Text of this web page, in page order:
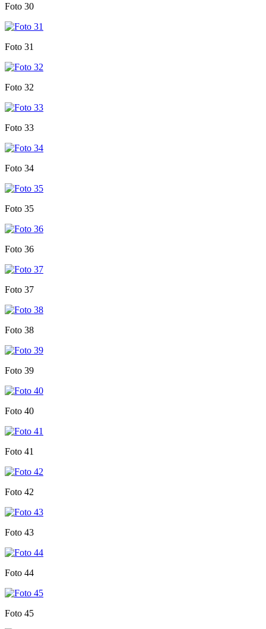
Foto 30
Foto 31
Foto 32
Foto 33
Foto 34
Foto 35
Foto 36
Foto 37
Foto 38
Foto 39
Foto 40
Foto 41
Foto 42
Foto 43
Foto 44
Foto 45